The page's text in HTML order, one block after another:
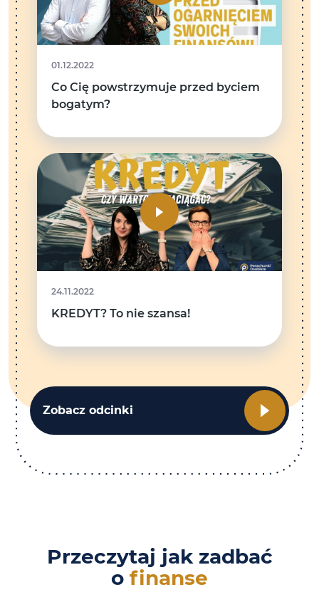
Zobacz odcinki
01.12.2022
Co Cię powstrzymuje przed byciem
bogatym?
24.11.2022
KREDYT? To nie szansa!
Przeczytaj jak zadbać
o finanse